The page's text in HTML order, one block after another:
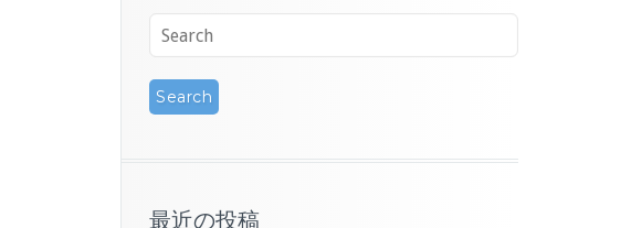
最近の投稿